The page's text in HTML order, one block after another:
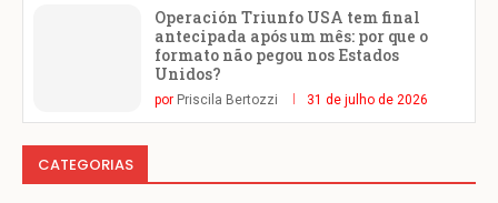
Operación Triunfo USA tem final
antecipada após um mês: por que o
formato não pegou nos Estados
Unidos?
por Priscila Bertozzi 31 de julho de 2026
CATEGORIAS